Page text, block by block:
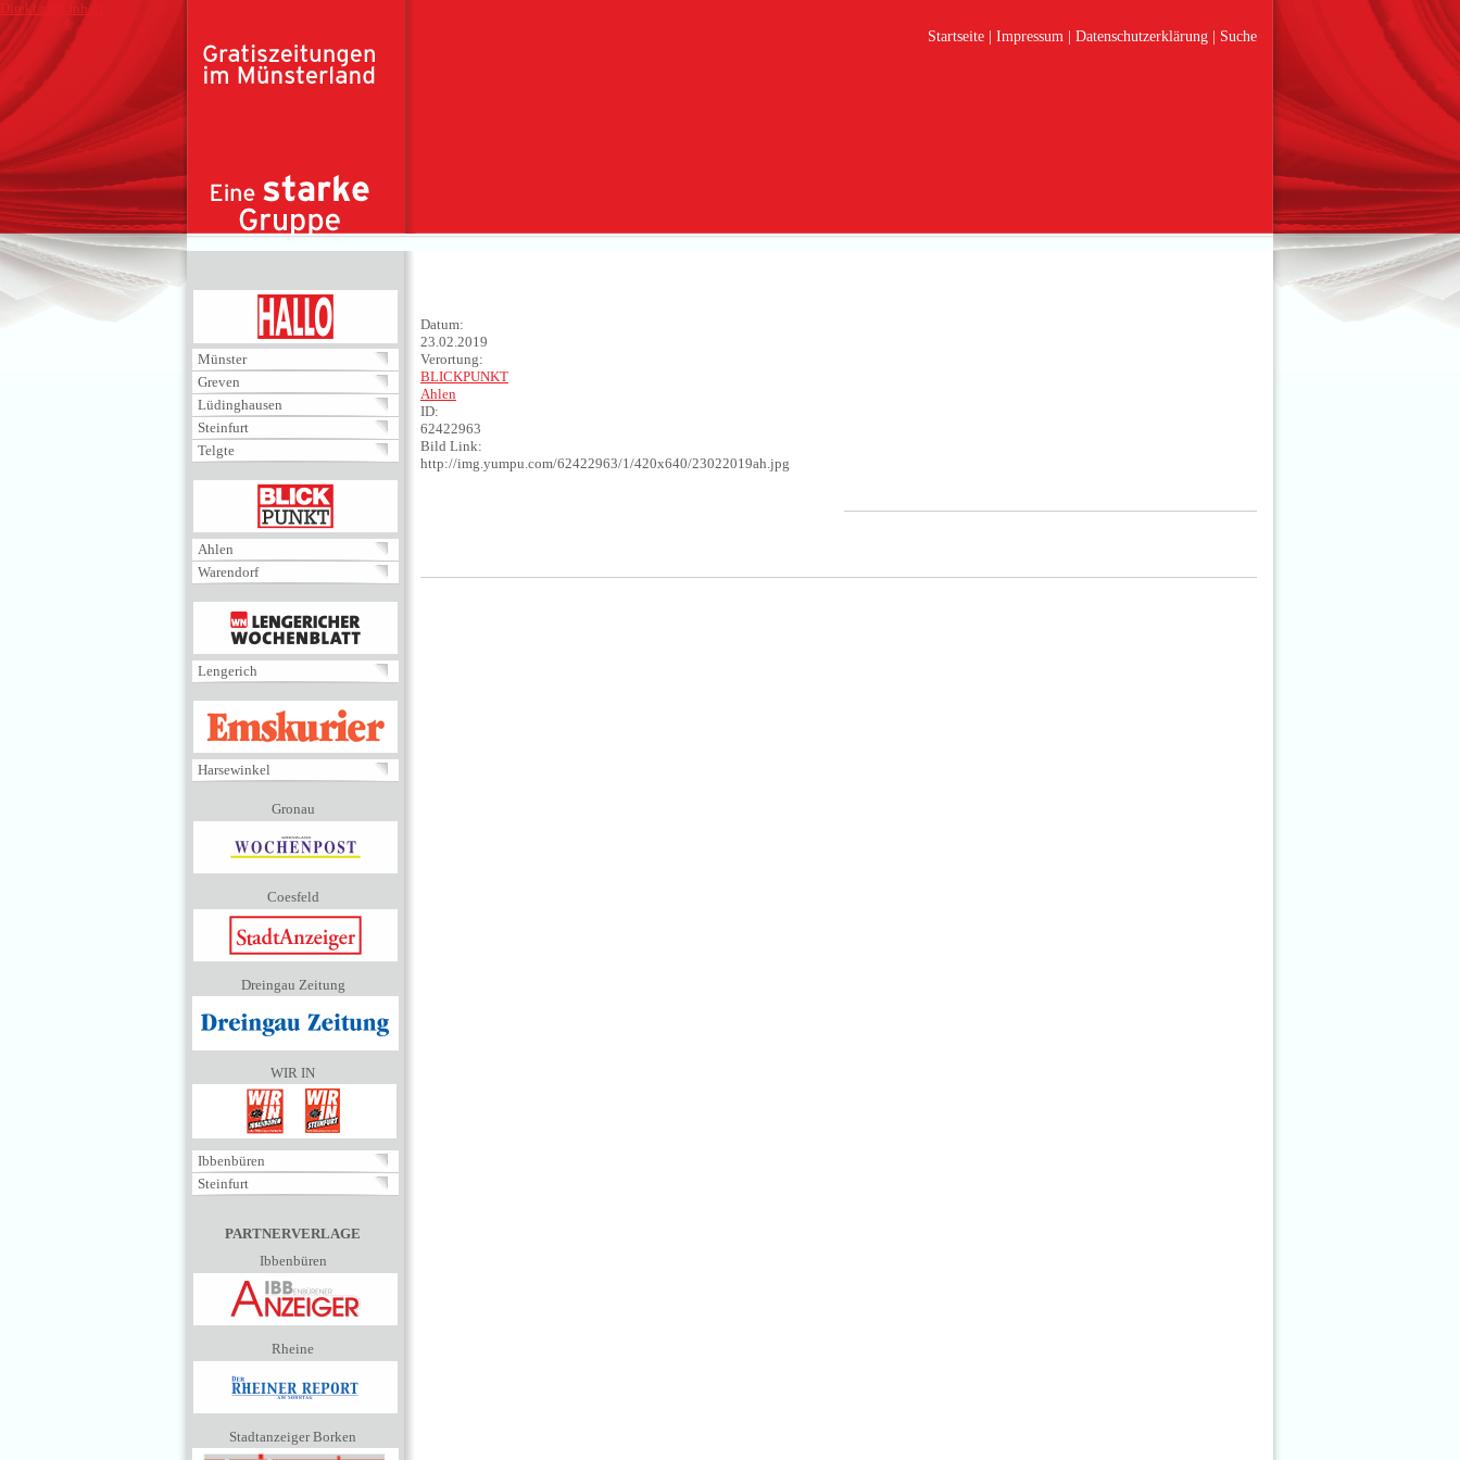
Direkt zum Inhalt
Startseite
Impressum Datenschutzerklärung Suche
Münster
Greven
Lüdinghausen
Steinfurt
Telgte
BLICKPUNKT
Ahlen
Warendorf
MENÜ
Lengerich
EMSKURIER
Harsewinkel
Gronau
Coesfeld
Dreingau Zeitung
WIR IN
Ibbenbüren
Steinfurt
PARTNERVERLAGE
Ibbenbüren
Rheine
Stadtanzeiger Borken
Datum:
23.02.2019
Verortung:
BLICKPUNKT
Ahlen
ID:
62422963
Bild Link:
http://img.yumpu.com/62422963/1/420x640/23022019ah.jpg